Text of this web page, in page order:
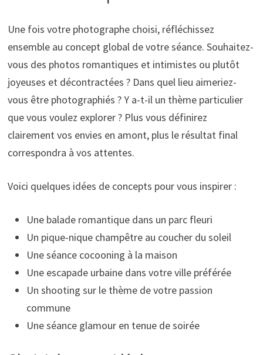
Une fois votre photographe choisi, réfléchissez
ensemble au concept global de votre séance. Souhaitez-
vous des photos romantiques et intimistes ou plutôt
joyeuses et décontractées ? Dans quel lieu aimeriez-
vous être photographiés ? Y a-t-il un thème particulier
que vous voulez explorer ? Plus vous définirez
clairement vos envies en amont, plus le résultat final
correspondra à vos attentes.
Voici quelques idées de concepts pour vous inspirer :
Une balade romantique dans un parc fleuri
Un pique-nique champêtre au coucher du soleil
Une séance cocooning à la maison
Une escapade urbaine dans votre ville préférée
Un shooting sur le thème de votre passion
commune
Une séance glamour en tenue de soirée